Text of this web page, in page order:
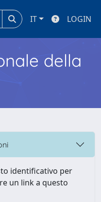
IT LOGIN
della
identificativo per
un link a questo